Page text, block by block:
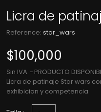
Licra de
Reference: star_wars
$100,000
Sin IVA
PRODUCTO
Licra de patinaje Star wars
exhibicion y competencia